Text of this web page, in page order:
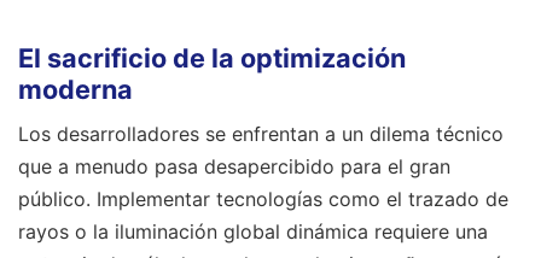
El sacrificio de la optimización
moderna
Los desarrolladores se enfrentan a un dilema técnico
que a menudo pasa desapercibido para el gran
público. Implementar tecnologías como el trazado de
rayos o la iluminación global dinámica requiere una